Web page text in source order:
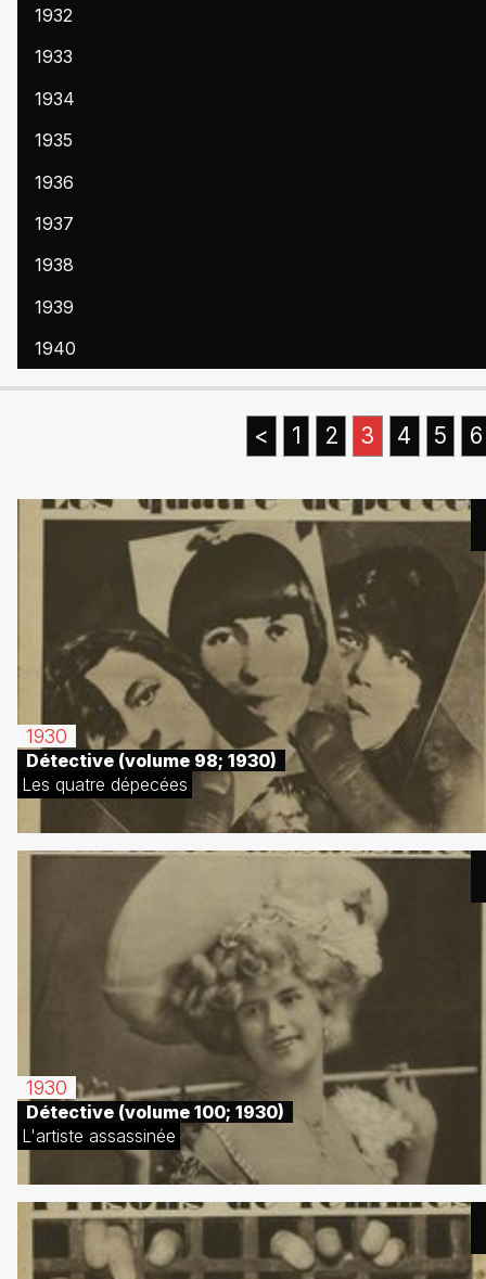
1932
1933
1934
1935
1936
1937
1938
1939
1940
< 1 2 3 4 5 6
1930
Détective (volume 98; 1930)
Les quatre dépecées
1930
Détective (volume 100; 1930)
L'artiste assassinée